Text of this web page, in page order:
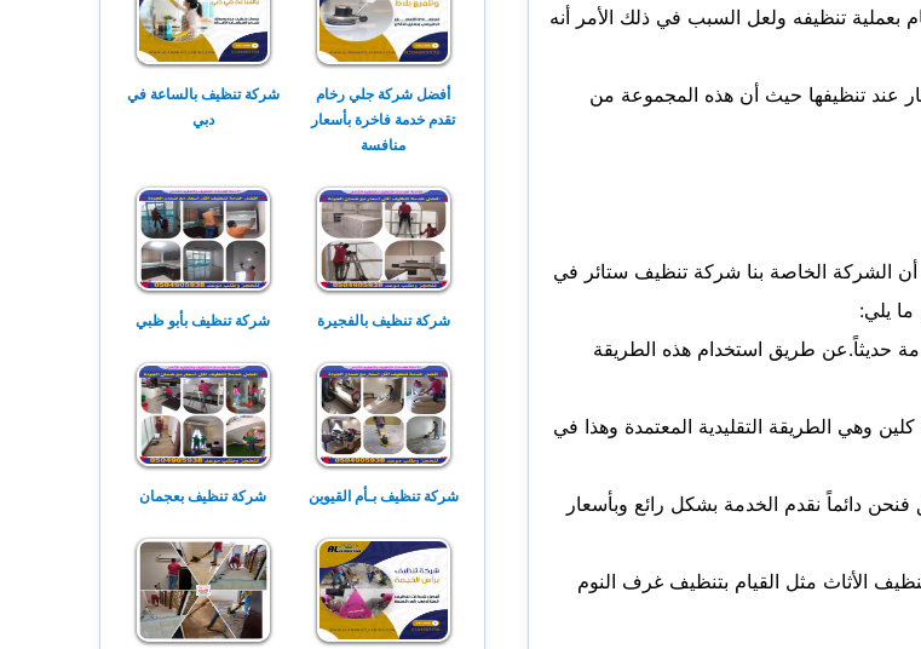
بعملية تنظيفه ولعل السبب في ذلك الأمر أنه
عند تنظيفها حيث أن هذه المجموعة من
الشركة الخاصة بنا شركة تنظيف ستائر في
يلي:
حديثاً.عن طريق استخدام هذه الطريقة
وهي الطريقة التقليدية المعتمدة وهذا في
دائماً نقدم الخدمة بشكل رائع وبأسعار
الأثاث مثل القيام بتنظيف غرف النوم
أفضل شركة جلي رخام
تقدم خدمة فاخرة بأسعار
منافسة
شركة تنظيف بالساعة في
دبي
شركة تنظيف بالفجيرة شركة تنظيف بأبو ظبي
شركة تنظيف بـأم القيوين شركة تنظيف بعجمان